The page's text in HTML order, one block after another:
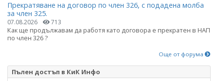
Прекратяване на договор по член 326, с подадена молба
за член 325.
07.08.2026 713
Как ще продължавам да работя като договора е прекратен в НАП
по член 326 ?
Още от форума
Пълен достъп в КиК Инфо